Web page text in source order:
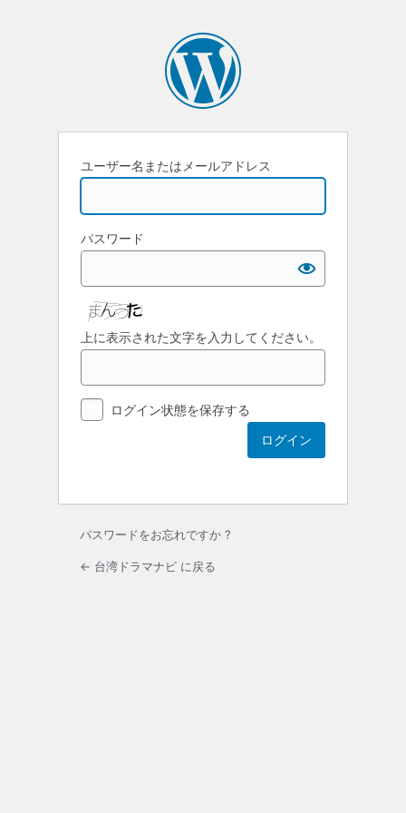
ユーザー名またはメールアドレス
パスワード
上に表示された文字を入力してください。
ログイン状態を保存する
パスワードをお忘れですか ?
← 台湾ドラマナビ に戻る